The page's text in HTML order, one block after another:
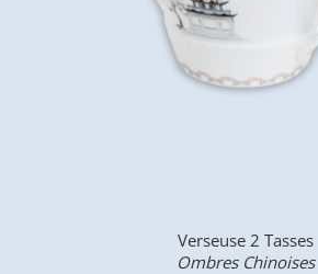
Verseuse 2 Tasses
Ombres Chinoises